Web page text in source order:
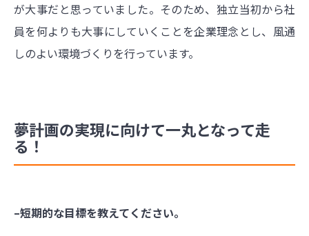
が大事だと思っていました。そのため、独立当初から社
員を何よりも大事にしていくことを企業理念とし、風通
しのよい環境づくりを行っています。
夢計画の実現に向けて一丸となって走
る！
–短期的な目標を教えてください。